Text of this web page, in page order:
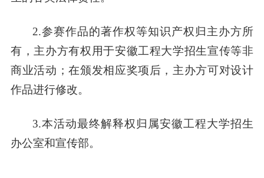
2.参赛作品的著作权等知识产权归主办方所
有，主办方有权用于安徽工程大学招生宣传等非
商业活动；在颁发相应奖项后，主办方可对设计
作品进行修改。
3.本活动最终解释权归属安徽工程大学招生
办公室和宣传部。